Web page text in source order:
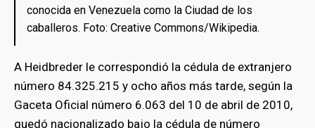
conocida en Venezuela como la Ciudad de los
caballeros. Foto: Creative Commons/Wikipedia.
A Heidbreder le correspondió la cédula de extranjero
número 84.325.215 y ocho años más tarde, según la
Gaceta Oficial número 6.063 del 10 de abril de 2010,
quedó nacionalizado bajo la cédula de número